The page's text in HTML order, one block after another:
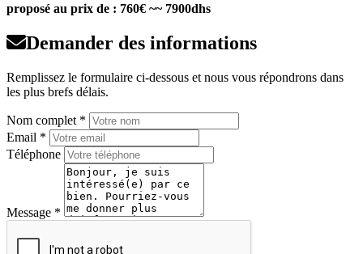
proposé au prix de : 760€ ~~ 7900dhs
Demander des informations
Remplissez le formulaire ci-dessous et nous vous répondrons dans
les plus brefs délais.
Nom complet *
Email *
Téléphone
Message *